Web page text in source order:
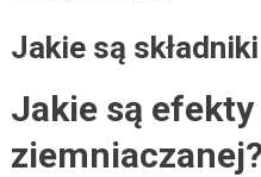
Jakie są
Jakie są